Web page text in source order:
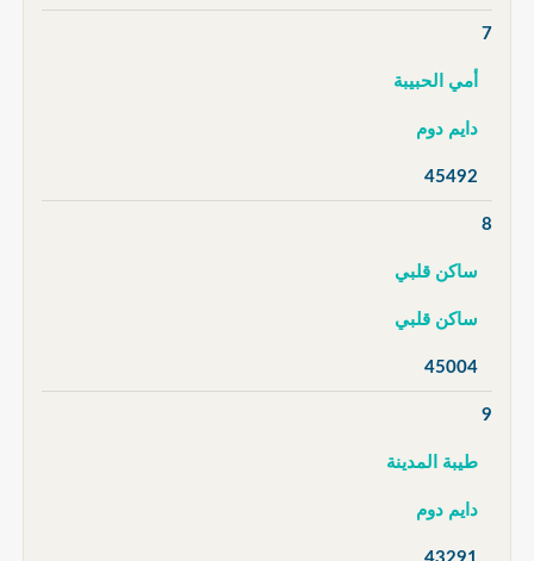
7
أمي الحبيبة
دايم دوم
45492
8
ساكن قلبي
ساكن قلبي
45004
9
طيبة المدينة
دايم دوم